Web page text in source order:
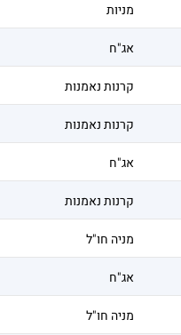
מניות
אג"ח
קרנות נאמנות
קרנות נאמנות
אג"ח
קרנות נאמנות
מניה חו"ל
אג"ח
מניה חו"ל